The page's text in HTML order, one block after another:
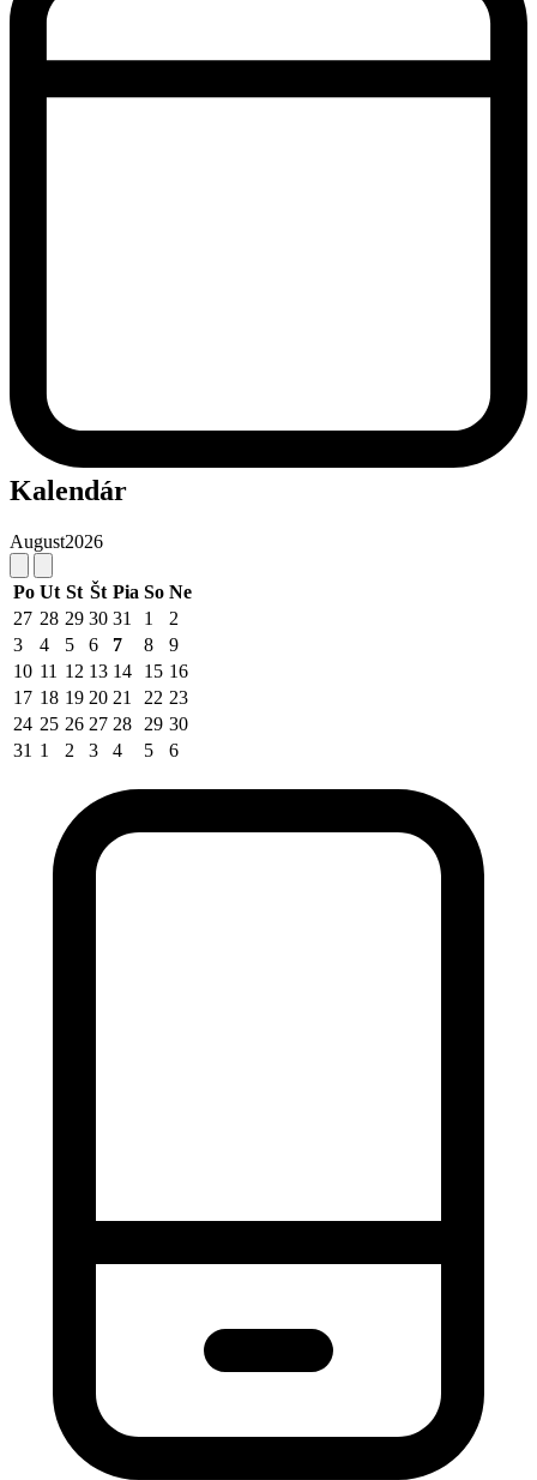
Kalendár
August2026
Po Ut St Št Pia So Ne
27 28 29 30 31 1
2
3
4 5 6 7 8
9
10 11 12 13 14 15 16
17 18 19 20 21 22 23
24 25 26 27 28 29 30
31 1 2 3 4 5 6